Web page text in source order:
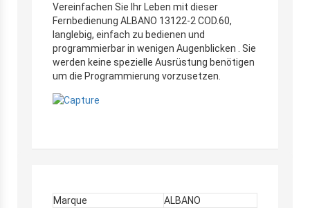
Vereinfachen Sie Ihr Leben mit dieser
Fernbedienung ALBANO 13122-2 COD.60,
langlebig, einfach zu bedienen und
programmierbar in wenigen Augenblicken . Sie
werden keine spezielle Ausrüstung benötigen
um die Programmierung vorzusetzen.
Marque
ALBANO